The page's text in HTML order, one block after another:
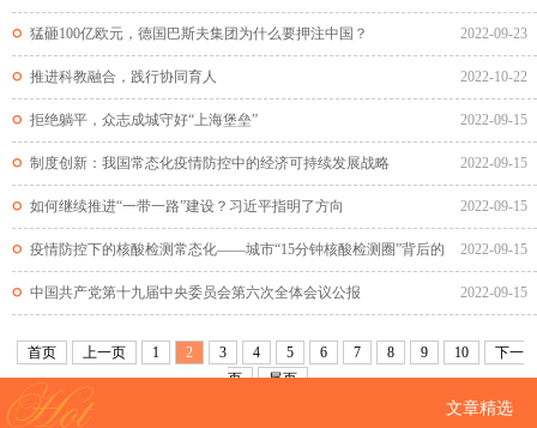
勋... 2022-09-23
猛砸100亿欧元，德国巴斯夫集团为什么要押注中国？
2022-10-22
推进科教融合，践行协同育人
2022-09-15
拒绝躺平，众志成城守好“上海堡垒”
2022-09-15
制度创新：我国常态化疫情防控中的经济可持续发展战略
2022-09-15
如何继续推进“一带一路”建设？习近平指明了方向
2022-09-15
疫情防控下的核酸检测常态化——城市“15分钟核酸检测圈”背后的
抗... 2022-09-15
中国共产党第十九届中央委员会第六次全体会议公报
首页 上一页 1 2 3 4 5 6 7 8 9 10
下一
页
尾页
文章精选